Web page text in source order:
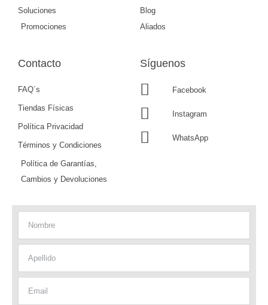
Soluciones
Promociones
Blog
Aliados
Contacto
FAQ´s
Tiendas Físicas
Política Privacidad
Términos y Condiciones
Política de Garantías,
Cambios y Devoluciones
Síguenos
Facebook
Instagram
WhatsApp